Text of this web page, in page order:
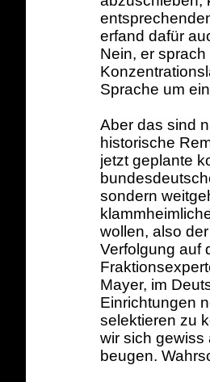
erfand dafür
Nein, er
Sprache um
Aber das sind
historische
jetzt geplante
sondern
wollen, also
Verfolgung auf
Mayer, im
Einrichtungen
selektieren zu
wir sich gewiss
beugen.